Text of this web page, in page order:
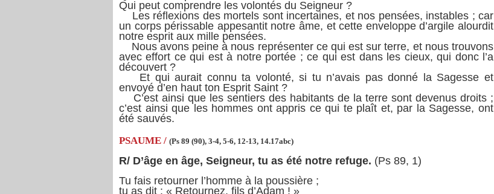
Qui peut comprendre les volontés du Seigneur ?
Les réflexions des mortels sont incertaines, et nos pensées, instables ; car
un corps périssable appesantit notre âme, et cette enveloppe d’argile alourdit
notre esprit aux mille pensées.
Nous avons peine à nous représenter ce qui est sur terre, et nous trouvons
avec effort ce qui est à notre portée ; ce qui est dans les cieux, qui donc l’a
découvert ?
Et qui aurait connu ta volonté, si tu n’avais pas donné la Sagesse et
envoyé d’en haut ton Esprit Saint ?
C’est ainsi que les sentiers des habitants de la terre sont devenus droits ;
c’est ainsi que les hommes ont appris ce qui te plaît et, par la Sagesse, ont
été sauvés.
PSAUME / (Ps 89 (90), 3-4, 5-6, 12-13, 14.17abc)
R/ D’âge en âge, Seigneur, tu as été notre refuge. (Ps 89, 1)
Tu fais retourner l’homme à la poussière ;
tu as dit : « Retournez, fils d’Adam ! »